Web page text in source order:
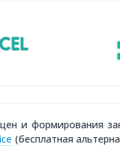
и формирования
(бесплатная